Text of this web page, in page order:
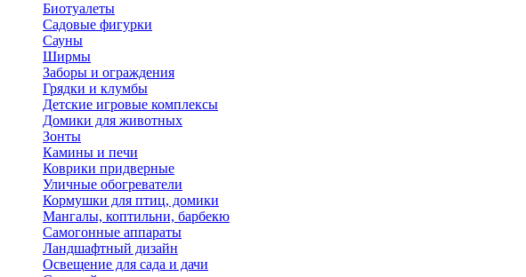
Биотуалеты
Садовые фигурки
Сауны
Ширмы
Заборы и ограждения
Грядки и клумбы
Детские игровые комплексы
Домики для животных
Зонты
Камины и печи
Коврики придверные
Уличные обогреватели
Кормушки для птиц, домики
Мангалы, коптильни, барбекю
Самогонные аппараты
Ландшафтный дизайн
Освещение для сада и дачи